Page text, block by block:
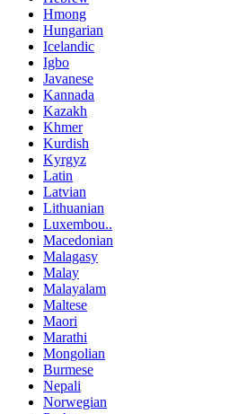
Hmong
Hungarian
Icelandic
Igbo
Javanese
Kannada
Kazakh
Khmer
Kurdish
Kyrgyz
Latin
Latvian
Lithuanian
Luxembou..
Macedonian
Malagasy
Malay
Malayalam
Maltese
Maori
Marathi
Mongolian
Burmese
Nepali
Norwegian